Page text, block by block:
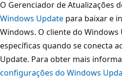
O Gerenciador de Atualizações
Windows Update para baixar e
Windows. O cliente do
específicas quando se conecta
Update. Para obter mais
configurações do Windows